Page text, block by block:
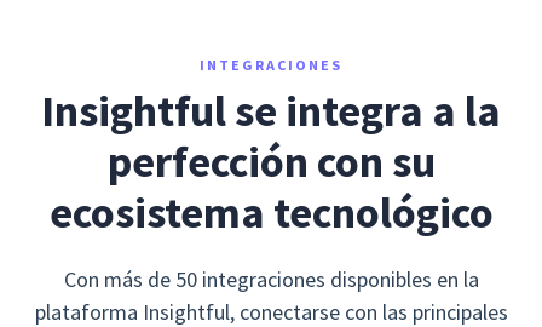
INTEGRACIONES
Insightful se integra a la
perfección con su
ecosistema tecnológico
Con más de 50 integraciones disponibles en la
plataforma Insightful, conectarse con las principales